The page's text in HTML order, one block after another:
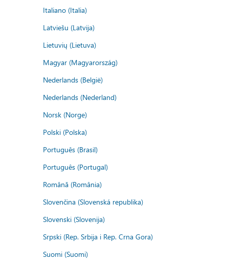
Italiano (Italia)
Latviešu (Latvija)
Lietuvių (Lietuva)
Magyar (Magyarország)
Nederlands (België)
Nederlands (Nederland)
Norsk (Norge)
Polski (Polska)
Português (Brasil)
Português (Portugal)
Română (România)
Slovenčina (Slovenská republika)
Slovenski (Slovenija)
Srpski (Rep. Srbija i Rep. Crna Gora)
Suomi (Suomi)